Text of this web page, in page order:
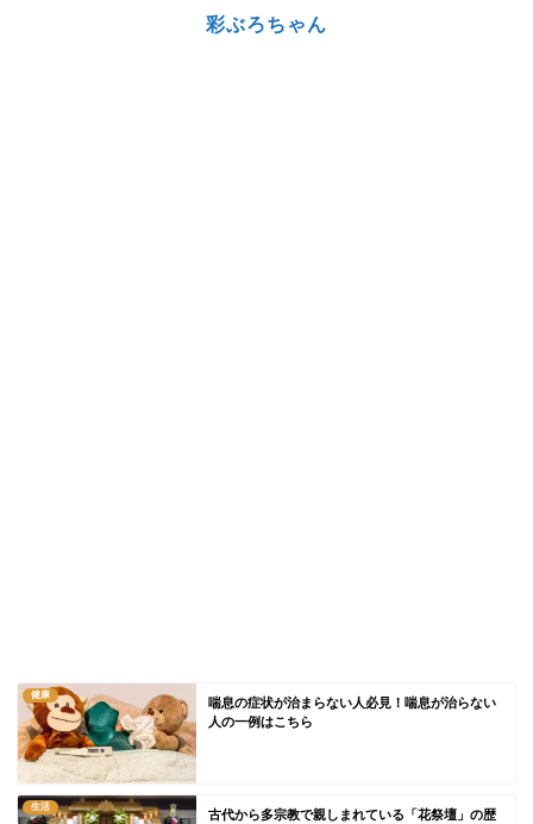
彩ぶろちゃん
健康
喘息の症状が治まらない人必見！喘息が治らない
人の一例はこちら
生活
古代から多宗教で親しまれている「花祭壇」の歴